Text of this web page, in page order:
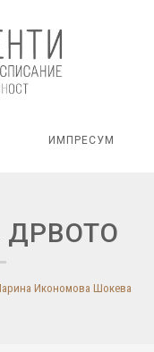
ИМПРЕСУМ
ДРВОТО
Икономова Шокева